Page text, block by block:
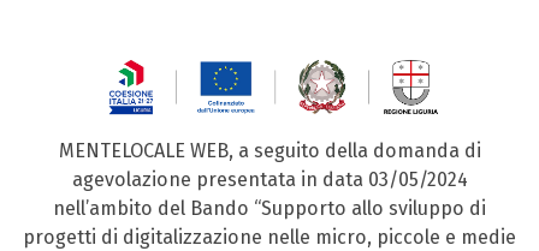
MENTELOCALE WEB, a seguito della domanda di
agevolazione presentata in data 03/05/2024
nell’ambito del Bando “Supporto allo sviluppo di
progetti di digitalizzazione nelle micro, piccole e medie